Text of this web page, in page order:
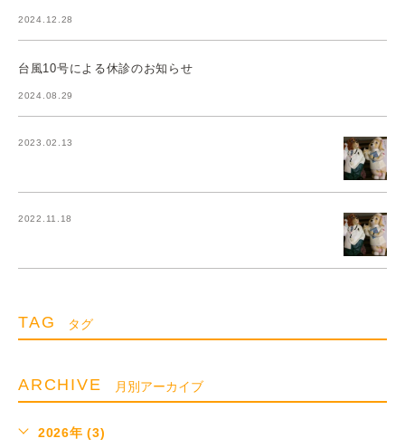
2024.12.28
台風10号による休診のお知らせ
2024.08.29
2023.02.13
2022.11.18
TAG タグ
ARCHIVE 月別アーカイブ
2026年 (3)